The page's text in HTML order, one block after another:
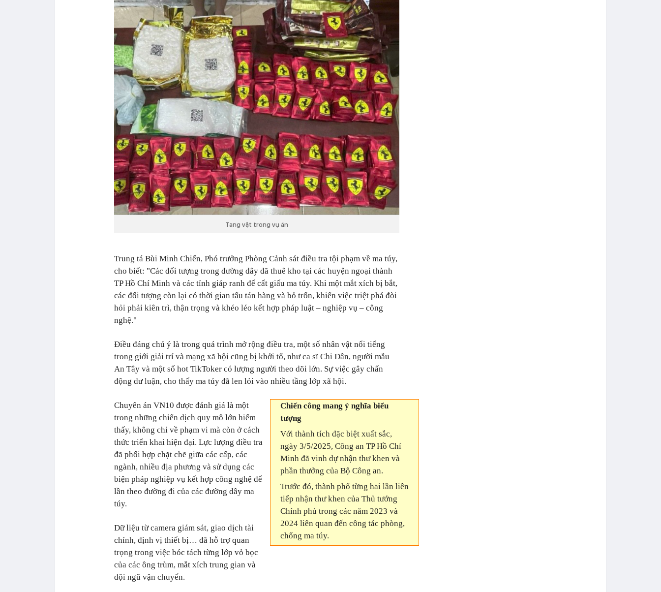
Tang vật trong vụ án
Trung tá Bùi Minh Chiến, Phó trưởng Phòng Cảnh sát điều tra tội phạm về ma túy,
cho biết: "Các đối tượng trong đường dây đã thuê kho tại các huyện ngoại thành
TP Hồ Chí Minh và các tỉnh giáp ranh để cất giấu ma túy. Khi một mắt xích bị bắt,
các đối tượng còn lại có thời gian tẩu tán hàng và bỏ trốn, khiến việc triệt phá đòi
hỏi phải kiên trì, thận trọng và khéo léo kết hợp pháp luật – nghiệp vụ – công
nghệ."
Điều đáng chú ý là trong quá trình mở rộng điều tra, một số nhân vật nổi tiếng
trong giới giải trí và mạng xã hội cũng bị khởi tố, như ca sĩ Chi Dân, người mẫu
An Tây và một số hot TikToker có lượng người theo dõi lớn. Sự việc gây chấn
động dư luận, cho thấy ma túy đã len lỏi vào nhiều tầng lớp xã hội.
Chiến công mang ý nghĩa biểu
tượng
Với thành tích đặc biệt xuất sắc,
ngày 3/5/2025, Công an TP Hồ Chí
Minh đã vinh dự nhận thư khen và
phần thưởng của Bộ Công an.
Trước đó, thành phố từng hai lần liên
tiếp nhận thư khen của Thủ tướng
Chính phủ trong các năm 2023 và
2024 liên quan đến công tác phòng,
chống ma túy.
Chuyên án VN10 được đánh giá là một
trong những chiến dịch quy mô lớn hiếm
thấy, không chỉ về phạm vi mà còn ở cách
thức triển khai hiện đại. Lực lượng điều tra
đã phối hợp chặt chẽ giữa các cấp, các
ngành, nhiều địa phương và sử dụng các
biện pháp nghiệp vụ kết hợp công nghệ để
lần theo đường đi của các đường dây ma
túy.
Dữ liệu từ camera giám sát, giao dịch tài
chính, định vị thiết bị… đã hỗ trợ quan
trọng trong việc bóc tách từng lớp vỏ bọc
của các ông trùm, mắt xích trung gian và
đội ngũ vận chuyển.